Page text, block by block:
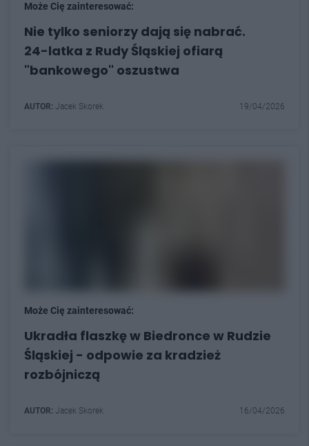
Może Cię zainteresować:
Nie tylko seniorzy dają się nabrać.
24-latka z Rudy Śląskiej ofiarą
"bankowego" oszustwa
AUTOR: Jacek Skorek 19/04/2026
Może Cię zainteresować:
Ukradła flaszkę w Biedronce w Rudzie
Śląskiej - odpowie za kradzież
rozbójniczą
AUTOR: Jacek Skorek 16/04/2026